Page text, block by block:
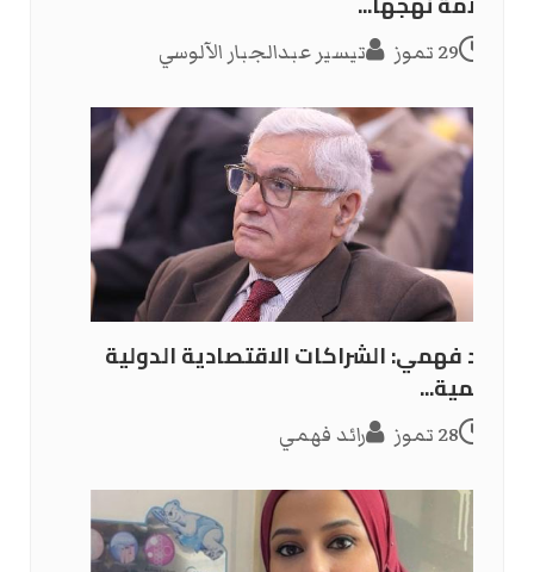
29 تموز تيسير عبدالجبار الآلوسي
رائد فهمي: الشراكات الاقتصادية الدولية
وتنمية...
28 تموز رائد فهمي